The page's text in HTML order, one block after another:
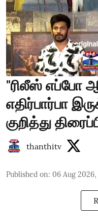
"ரிலீஸ் எப்போ
எதிர்பார்பா
குறித்து
thanthitv
Published on: 06 Aug 2026,